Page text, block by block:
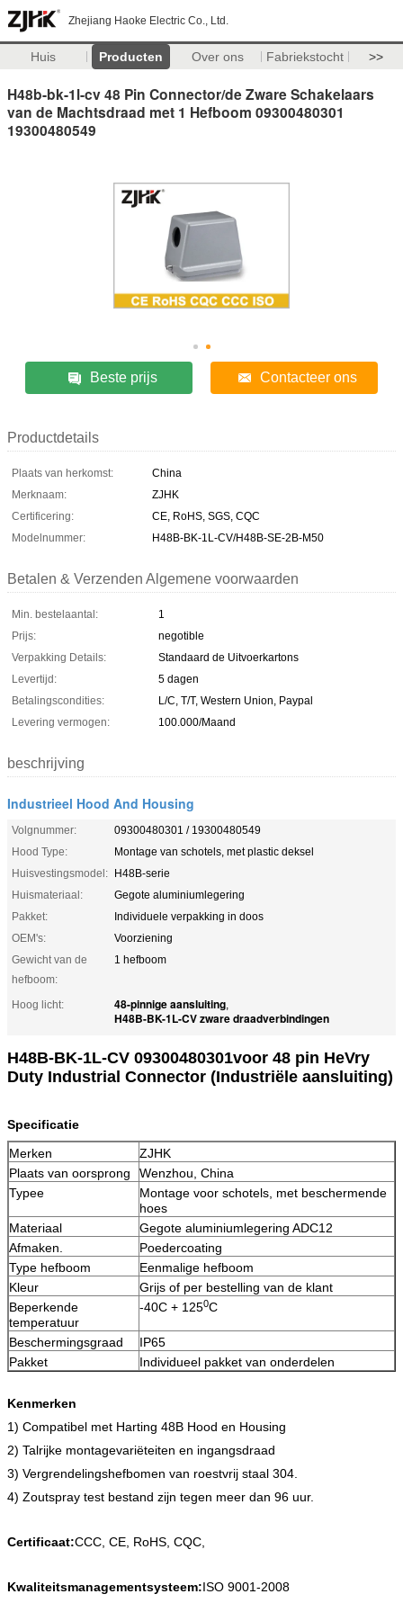
Zhejiang Haoke Electric Co., Ltd.
Huis Producten Over ons Fabriekstocht >>
H48b-bk-1l-cv 48 Pin Connector/de Zware Schakelaars
van de Machtsdraad met 1 Hefboom 09300480301
19300480549
Beste prijs Contacteer ons
Productdetails
Plaats van herkomst:
China
Merknaam:
ZJHK
Certificering:
CE, RoHS, SGS, CQC
Modelnummer:
H48B-BK-1L-CV/H48B-SE-2B-M50
Betalen & Verzenden Algemene voorwaarden
Min. bestelaantal:
1
Prijs:
negotible
Verpakking Details:
Standaard de Uitvoerkartons
Levertijd:
5 dagen
Betalingscondities:
L/C, T/T, Western Union, Paypal
Levering vermogen:
100.000/Maand
beschrijving
Industrieel Hood And Housing
Volgnummer:
09300480301 / 19300480549
Hood Type:
Montage van schotels, met plastic deksel
Huisvestingsmodel: H48B-serie
Huismateriaal:
Gegote aluminiumlegering
Pakket:
Individuele verpakking in doos
OEM's:
Voorziening
Gewicht van de
hefboom:
1 hefboom
Hoog licht: 48-pinnige aansluiting,
H48B-BK-1L-CV zware draadverbindingen
H48B-BK-1L-CV 09300480301voor 48 pin HeVry
Duty Industrial Connector (Industriële aansluiting)
Specificatie
Merken
ZJHK
Plaats van oorsprong
Wenzhou, China
Typee
Montage voor schotels, met beschermende
hoes
Materiaal
Gegote aluminiumlegering ADC12
Afmaken.
Poedercoating
Type hefboom
Eenmalige hefboom
Kleur
Grijs of per bestelling van de klant
Beperkende
temperatuur
-40C + 1250C
Beschermingsgraad
IP65
Pakket
Individueel pakket van onderdelen
Kenmerken
1) Compatibel met Harting 48B Hood en Housing
2) Talrijke montagevariëteiten en ingangsdraad
3) Vergrendelingshefbomen van roestvrij staal 304.
4) Zoutspray test bestand zijn tegen meer dan 96 uur.
Certificaat:CCC, CE, RoHS, CQC,
Kwaliteitsmanagementsysteem:ISO 9001-2008